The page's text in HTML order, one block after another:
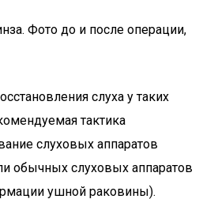
слуха у таких
тактика
слуховых аппаратов
обычных слуховых аппаратов
ушной раковины).